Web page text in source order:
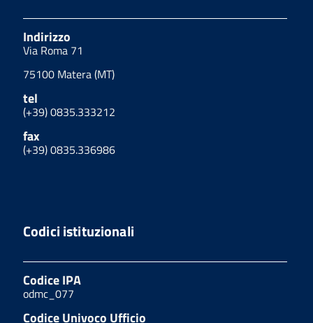
Indirizzo
Via Roma 71
75100 Matera (MT)
tel
(+39) 0835.333212
fax
(+39) 0835.336986
Codici istituzionali
Codice IPA
odmc_077
Codice Univoco Ufficio